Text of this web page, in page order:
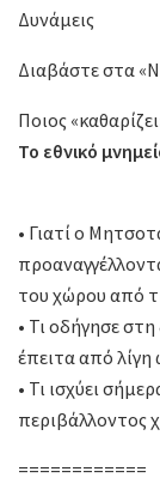
Δυνάμεις
Διαβάστε στα
Ποιος
Το εθνικό
• Γιατί ο
του χώρου από
• Τι οδήγησε
έπειτα από λίγη
• Τι ισχύει
περιβάλλοντος
============